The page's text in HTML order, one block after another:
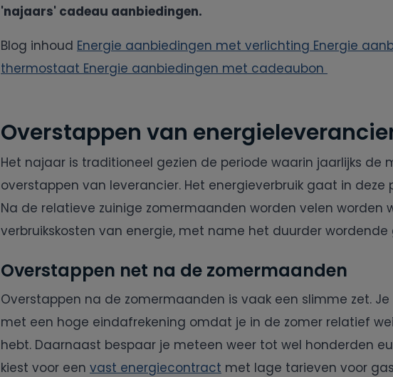
'najaars' cadeau aanbiedingen.
Blog inhoud Energie aanbiedingen met verlichting Energie
thermostaat Energie aanbiedingen met cadeaubon
Overstappen van
Het najaar is traditioneel gezien de periode waarin jaarlijks de
overstappen van leverancier. Het energieverbruik gaat in deze
Na de relatieve zuinige zomermaanden worden velen worden
verbruikskosten van energie, met name het duurder wordende
Overstappen net na de zomermaanden
Overstappen na de zomermaanden is vaak een slimme zet.
met een hoge eindafrekening omdat je in de zomer relatief
hebt. Daarnaast bespaar je meteen weer tot wel honderden
kiest voor een vast energiecontract met lage tarieven voor